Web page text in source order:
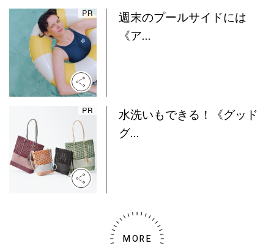
週末のプールサイドには
《ア...
水洗いもできる！《グッド
グ...
MORE